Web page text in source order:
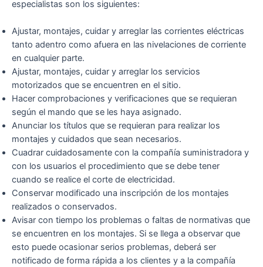
especialistas son los siguientes:
Ajustar, montajes, cuidar y arreglar las corrientes eléctricas
tanto adentro como afuera en las nivelaciones de corriente
en cualquier parte.
Ajustar, montajes, cuidar y arreglar los servicios
motorizados que se encuentren en el sitio.
Hacer comprobaciones y verificaciones que se requieran
según el mando que se les haya asignado.
Anunciar los títulos que se requieran para realizar los
montajes y cuidados que sean necesarios.
Cuadrar cuidadosamente con la compañía suministradora y
con los usuarios el procedimiento que se debe tener
cuando se realice el corte de electricidad.
Conservar modificado una inscripción de los montajes
realizados o conservados.
Avisar con tiempo los problemas o faltas de normativas que
se encuentren en los montajes. Si se llega a observar que
esto puede ocasionar serios problemas, deberá ser
notificado de forma rápida a los clientes y a la compañía